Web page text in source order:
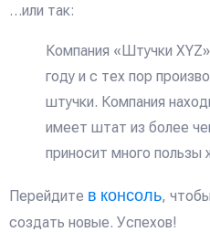
…или так:
Компания «Штучки
году и с тех пор
штучки. Компания
имеет штат из более
приносит много
Перейдите в консоль,
создать новые. Успехов!